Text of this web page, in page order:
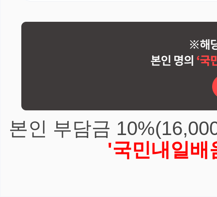
본인 부담금
'국민내일배